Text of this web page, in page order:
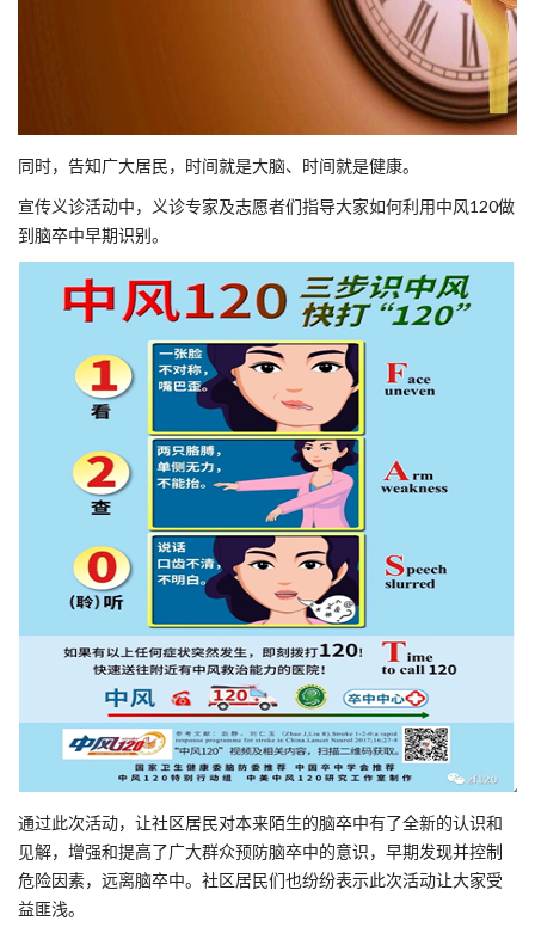
同时，告知广大居民，时间就是大脑、时间就是健康。
宣传义诊活动中，义诊专家及志愿者们指导大家如何利用中风120做
到脑卒中早期识别。
通过此次活动，让社区居民对本来陌生的脑卒中有了全新的认识和
见解，增强和提高了广大群众预防脑卒中的意识，早期发现并控制
危险因素，远离脑卒中。社区居民们也纷纷表示此次活动让大家受
益匪浅。